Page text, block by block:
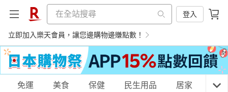
登入
立即加入樂天會員，讓您邊購物邊賺點數！
購物網分類
免運 美食 保健 民生用品 居家 3C